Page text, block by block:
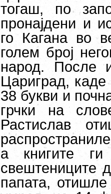
тогаш, по
пронајдени и
го Кагана во
голем број
народ. После
Цариград,
38 букви и
грчки на
Растислав
а книгите
свештениците
папата,